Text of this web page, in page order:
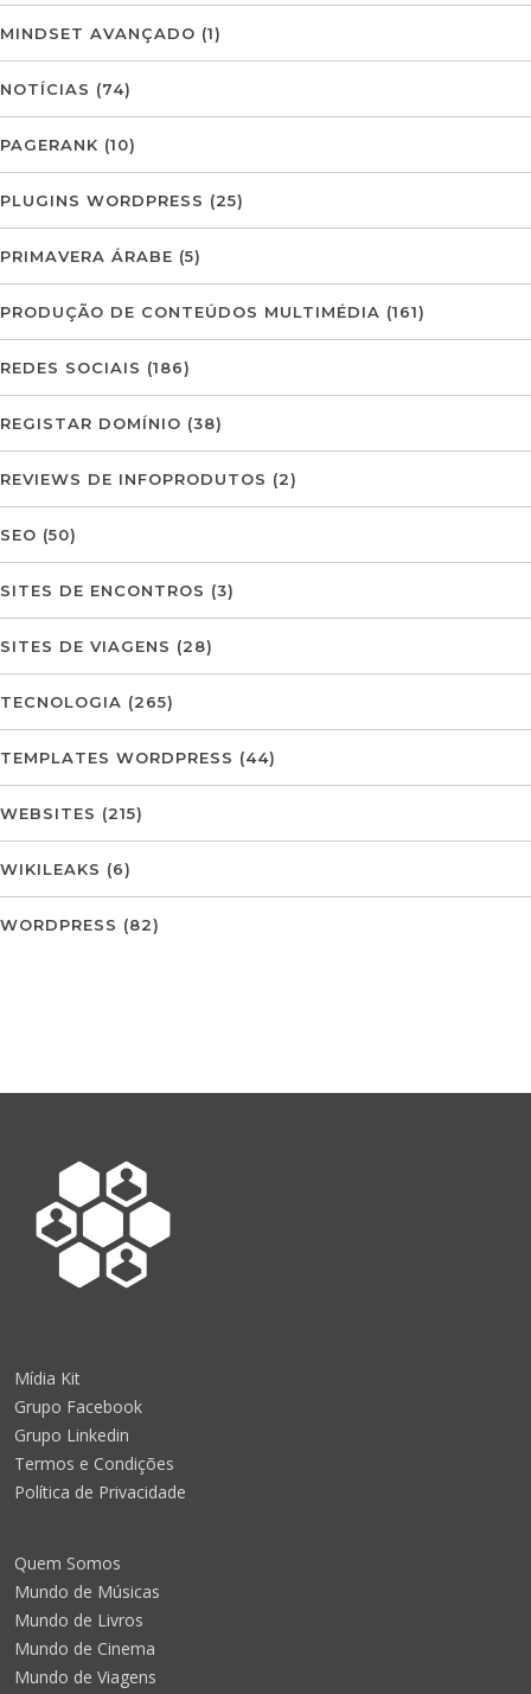
MINDSET AVANÇADO (1)
NOTÍCIAS (74)
PAGERANK (10)
PLUGINS WORDPRESS (25)
PRIMAVERA ÁRABE (5)
PRODUÇÃO DE CONTEÚDOS MULTIMÉDIA (161)
REDES SOCIAIS (186)
REGISTAR DOMÍNIO (38)
REVIEWS DE INFOPRODUTOS (2)
SEO (50)
SITES DE ENCONTROS (3)
SITES DE VIAGENS (28)
TECNOLOGIA (265)
TEMPLATES WORDPRESS (44)
WEBSITES (215)
WIKILEAKS (6)
WORDPRESS (82)
Mídia Kit
Grupo Facebook
Grupo Linkedin
Termos e Condições
Política de Privacidade
Quem Somos
Mundo de Músicas
Mundo de Livros
Mundo de Cinema
Mundo de Viagens